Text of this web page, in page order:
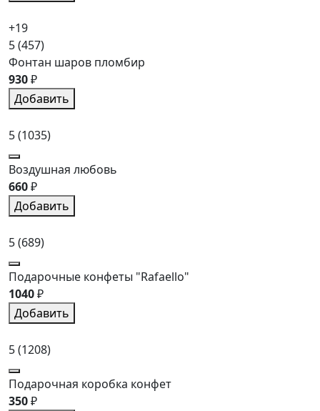
+19
5(457)
Фонтан шаров пломбир
930₽
Добавить
5(1035)
Воздушная любовь
660₽
Добавить
5(689)
Подарочные конфеты "Rafaello"
1040₽
Добавить
5(1208)
Подарочная коробка конфет
350₽